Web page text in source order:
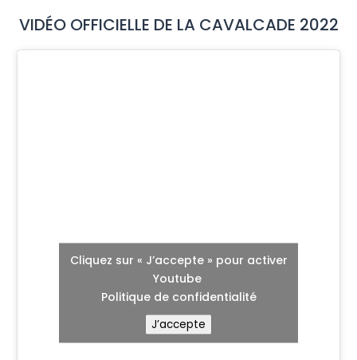
VIDÉO OFFICIELLE DE LA CAVALCADE 2022
Cliquez sur « J’accepte » pour activer
Youtube
Politique de confidentialité
J’accepte